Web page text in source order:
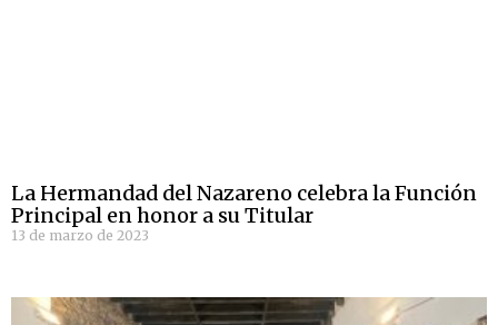
La Hermandad del Nazareno celebra la Función
Principal en honor a su Titular
13 de marzo de 2023